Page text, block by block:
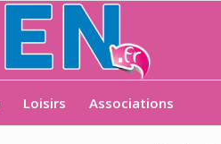
Loisirs Associations